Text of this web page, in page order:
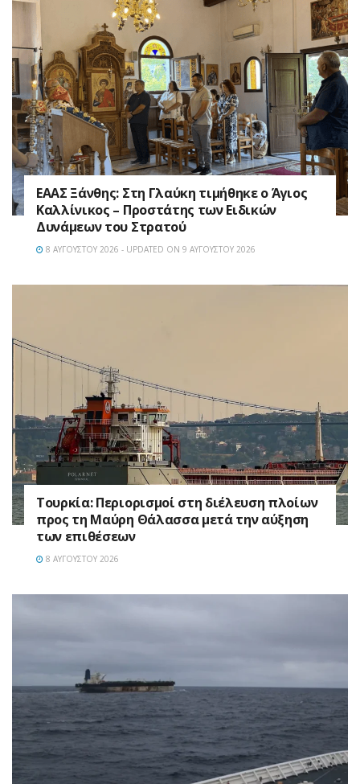
EAAΣ Ξάνθης: Στη Γλαύκη τιμήθηκε ο Άγιος
Καλλίνικος – Προστάτης των Ειδικών
Δυνάμεων του Στρατού
8 ΑΥΓΟΎΣΤΟΥ 2026 - UPDATED ON 9 ΑΥΓΟΎΣΤΟΥ 2026
Τουρκία: Περιορισμοί στη διέλευση πλοίων
προς τη Μαύρη Θάλασσα μετά την αύξηση
των επιθέσεων
8 ΑΥΓΟΎΣΤΟΥ 2026